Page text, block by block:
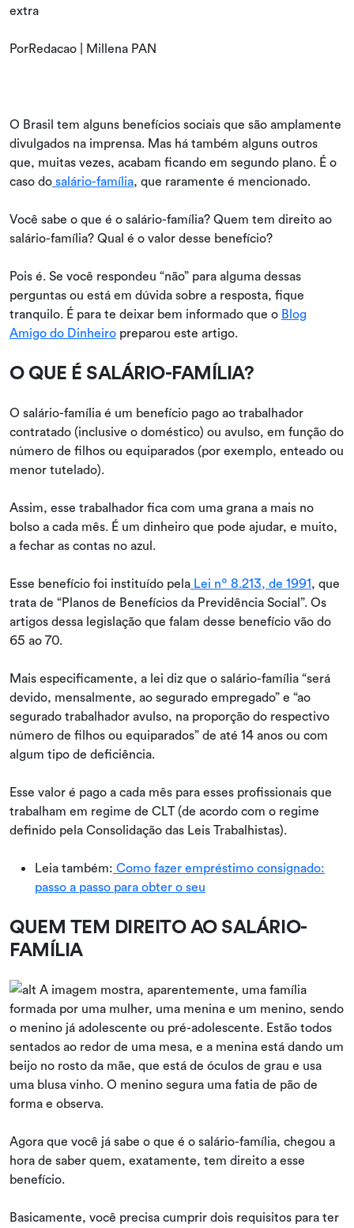
extra
PorRedacao | Millena PAN
O Brasil tem alguns benefícios sociais que são amplamente
divulgados na imprensa. Mas há também alguns outros
que, muitas vezes, acabam ficando em segundo plano. É o
caso do salário-família, que raramente é mencionado.
Você sabe o que é o salário-família? Quem tem direito ao
salário-família? Qual é o valor desse benefício?
Pois é. Se você respondeu “não” para alguma dessas
perguntas ou está em dúvida sobre a resposta, fique
tranquilo. É para te deixar bem informado que o Blog
Amigo do Dinheiro preparou este artigo.
O QUE É SALÁRIO-FAMÍLIA?
O salário-família é um benefício pago ao trabalhador
contratado (inclusive o doméstico) ou avulso, em função do
número de filhos ou equiparados (por exemplo, enteado ou
menor tutelado).
Assim, esse trabalhador fica com uma grana a mais no
bolso a cada mês. É um dinheiro que pode ajudar, e muito,
a fechar as contas no azul.
Esse benefício foi instituído pela Lei nº 8.213, de 1991, que
trata de “Planos de Benefícios da Previdência Social”. Os
artigos dessa legislação que falam desse benefício vão do
65 ao 70.
Mais especificamente, a lei diz que o salário-família “será
devido, mensalmente, ao segurado empregado” e “ao
segurado trabalhador avulso, na proporção do respectivo
número de filhos ou equiparados” de até 14 anos ou com
algum tipo de deficiência.
Esse valor é pago a cada mês para esses profissionais que
trabalham em regime de CLT (de acordo com o regime
definido pela Consolidação das Leis Trabalhistas).
Leia também: Como fazer empréstimo consignado:
passo a passo para obter o seu
QUEM TEM DIREITO AO SALÁRIO-
FAMÍLIA
Agora que você já sabe o que é o salário-família, chegou a
hora de saber quem, exatamente, tem direito a esse
benefício.
Basicamente, você precisa cumprir dois requisitos para ter